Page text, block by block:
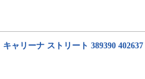
ャリーナ ストリート 389390 402637